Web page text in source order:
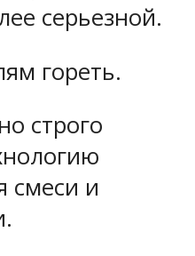
серьезной.
гореть.
строго
смеси и